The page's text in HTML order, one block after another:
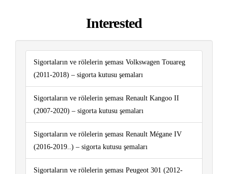
Interested
Sigortaların ve rölelerin şeması Volkswagen Touareg
(2011-2018) – sigorta kutusu şemaları
Sigortaların ve rölelerin şeması Renault Kangoo II
(2007-2020) – sigorta kutusu şemaları
Sigortaların ve rölelerin şeması Renault Mégane IV
(2016-2019..) – sigorta kutusu şemaları
Sigortaların ve rölelerin şeması Peugeot 301 (2012-